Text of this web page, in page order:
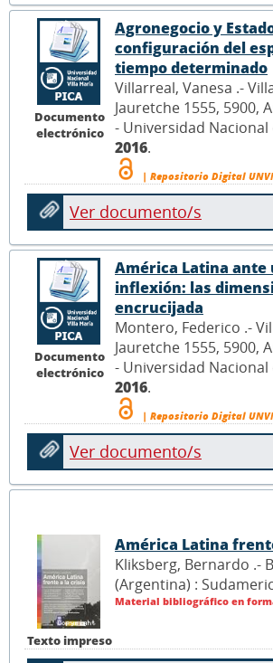
Documento
electrónico
Agronegocio y
configuración del
tiempo determinado
Villarreal, Vanesa .-
Jauretche 1555, 5900,
- Universidad Nacional
2016.
| Repositorio Digital
Ver documento/s
Documento
electrónico
América Latina ante
inflexión: las
encrucijada
Montero, Federico .-
Jauretche 1555, 5900,
- Universidad Nacional
2016.
| Repositorio Digital
Ver documento/s
Texto impreso
América Latina
Kliksberg, Bernardo .-
(Argentina) :
Material bibliográfico en